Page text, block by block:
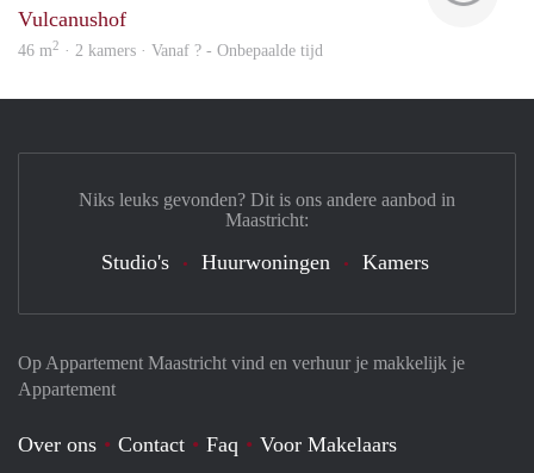
Vulcanushof
46 m2 · 2 kamers · Vanaf ? - Onbepaalde tijd
Op Appartement Maastricht vind en verhuur je makkelijk je
Appartement
Over ons Contact Faq Voor Makelaars
Niks leuks gevonden? Dit is ons andere aanbod in
Maastricht:
Studio's Huurwoningen Kamers